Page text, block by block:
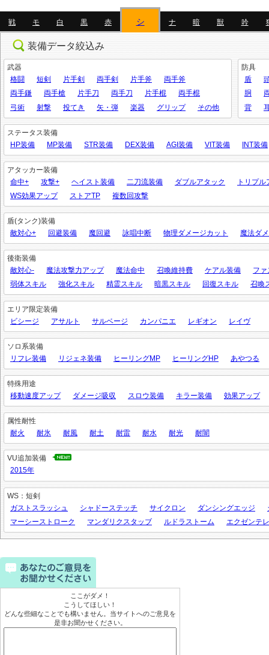
戦 モ 白 黒 赤 シ ナ 暗 獣 吟
装備データ絞込み
武器
格闘
短剣 片手剣 両手剣 片手斧
両手斧
両手鎌
両手槍 片手刀 両手刀 片手棍
両手棍
弓術
射撃 投てき 矢・弾 楽器 グリップ その他
防具
盾
胴
背
ステータス装備
HP装備
MP装備 STR装備 DEX装備 AGI装備 VIT装備 INT装備
アタッカー装備
命中+
攻撃+ ヘイスト装備 二刀流装備 ダブルアタック
トリプル
WS効果アップ
ストアTP 複数回攻撃
盾(タンク)装備
敵対心+
回避装備 魔回避 詠唱中断 物理ダメージカット 魔法ダ
後衛装備
敵対心-
魔法攻撃力アップ 魔法命中 召喚維持費 ケアル装備
フ
弱体スキル
強化スキル 精霊スキル 暗黒スキル 回復スキル 召喚
エリア限定装備
ビシージ
アサルト サルベージ カンパニエ レギオン レイヴ
ソロ系装備
リフレ装備
リジェネ装備 ヒーリングMP ヒーリングHP あやつる
特殊用途
移動速度アップ
ダメージ吸収 スロウ装備 キラー装備 効果アップ
属性耐性
耐火
耐氷 耐風 耐土 耐雷 耐水 耐光 耐闇
VU追加装備
2015年
WS：短剣
ガストスラッシュ
シャドーステッチ サイクロン ダンシングエッジ
マーシーストローク
マンダリクスタッブ ルドラストーム エクゼンテ
ここがダメ！
こうしてほしい！
どんな些細なことでも構いません。当サイトへのご意見を
是非お聞かせください。